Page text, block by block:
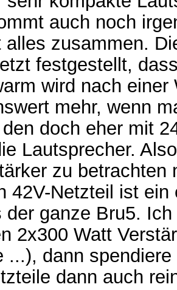
auch noch
alles zusammen.
festgestellt,
wird nach
mehr, wenn
doch eher mit
Lautsprecher.
zu
42V-Netzteil ist
der ganze Bru5.
2x300 Watt
...), dann
dann auch